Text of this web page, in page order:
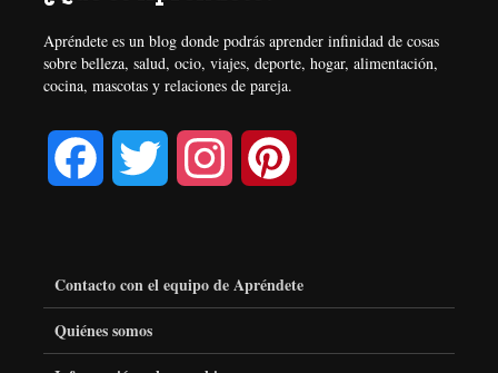
Apréndete es un blog donde podrás aprender infinidad de cosas
sobre belleza, salud, ocio, viajes, deporte, hogar, alimentación,
cocina, mascotas y relaciones de pareja.
e
Contacto con el equipo de Apréndete
Quiénes somos